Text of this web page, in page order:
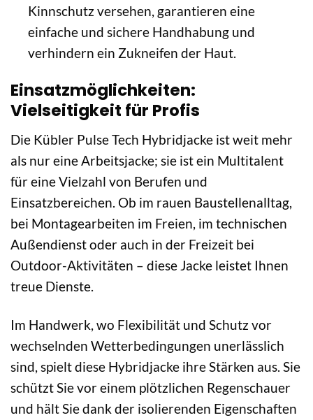
Kinnschutz versehen, garantieren eine
einfache und sichere Handhabung und
verhindern ein Zukneifen der Haut.
Einsatzmöglichkeiten:
Vielseitigkeit für Profis
Die Kübler Pulse Tech Hybridjacke ist weit mehr
als nur eine Arbeitsjacke; sie ist ein Multitalent
für eine Vielzahl von Berufen und
Einsatzbereichen. Ob im rauen Baustellenalltag,
bei Montagearbeiten im Freien, im technischen
Außendienst oder auch in der Freizeit bei
Outdoor-Aktivitäten – diese Jacke leistet Ihnen
treue Dienste.
Im Handwerk, wo Flexibilität und Schutz vor
wechselnden Wetterbedingungen unerlässlich
sind, spielt diese Hybridjacke ihre Stärken aus. Sie
schützt Sie vor einem plötzlichen Regenschauer
und hält Sie dank der isolierenden Eigenschaften